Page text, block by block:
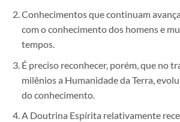
Conhecimentos que continuam
com o conhecimento dos homens e
tempos.
É preciso reconhecer, porém, que no
milênios a Humanidade da Terra,
do conhecimento.
A Doutrina Espírita relativamente